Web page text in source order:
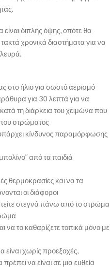
διπλής όψης, οπότε θα
χρονικά διαστήματα για να
στο ήλιο για σωστό αερισμό
για 30 λεπτά για να
τη διάρκεια του χειμώνα που
του στρώματος
κίνδυνος παραμόρφωσης
από τα παιδιά
θερμοκρασίες και να τα
οι διάφοροι
στεγνά πάνω από το στρώμα
να το καθαρίζετε τοπικά μόνο με
χωρίς προεξοχές,
να είναι σε μια ευθεία